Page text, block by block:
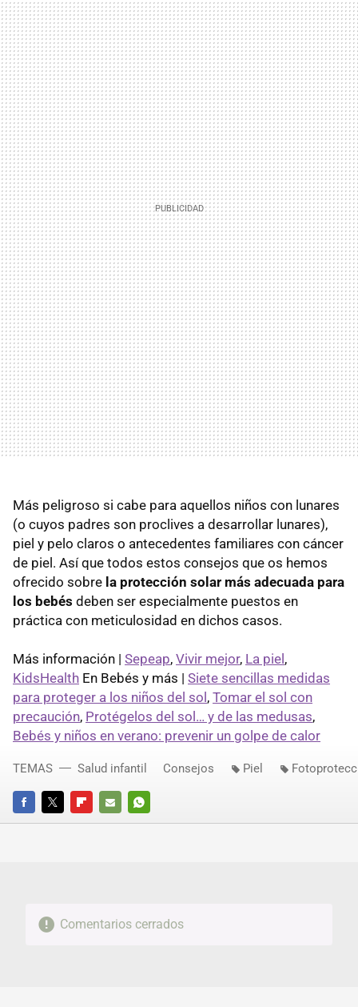
Más peligroso si cabe para aquellos niños con lunares
(o cuyos padres son proclives a desarrollar lunares),
piel y pelo claros o antecedentes familiares con cáncer
de piel. Así que todos estos consejos que os hemos
ofrecido sobre la protección solar más adecuada para
los bebés deben ser especialmente puestos en
práctica con meticulosidad en dichos casos.
Más información | Sepeap, Vivir mejor, La piel ,
KidsHealth En Bebés y más | Siete sencillas medidas
para proteger a los niños del sol , Tomar el sol con
precaución, Protégelos del sol… y de las medusas,
Bebés y niños en verano: prevenir un golpe de calor
FACEBOOKTWITTERFLIPBOARD
E-
WHATSAPP
TEMAS Salud infantil Consejos Piel
Comentarios cerrados